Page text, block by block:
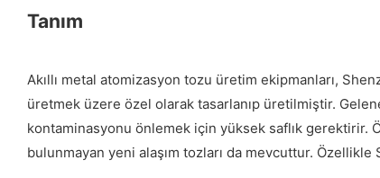
Tanım
Akıllı metal atomizasyon tozu üretim ekipmanları,
üretmek üzere özel olarak tasarlanıp üretilmiştir.
kontaminasyonu önlemek için yüksek saflık gerektirir.
bulunmayan yeni alaşım tozları da mevcuttur.